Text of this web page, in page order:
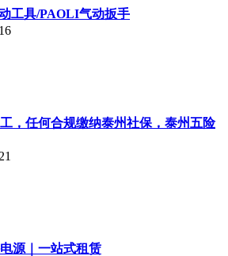
工具/PAOLI气动扳手
，任何合规缴纳泰州社保，泰州五险
源｜一站式租赁